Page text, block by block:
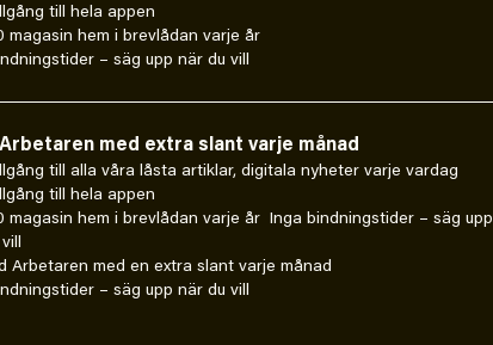
till hela appen
magasin hem i brevlådan varje år
– säg upp när du vill
med extra slant varje månad
till alla våra låsta artiklar, digitala nyheter varje vardag
till hela appen
magasin hem i brevlådan varje år Inga bindningstider – säg upp
Arbetaren med en extra slant varje månad
– säg upp när du vill